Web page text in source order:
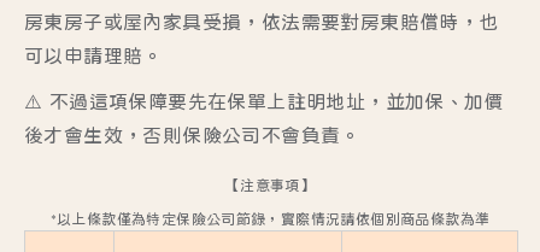
房東房子或屋內家具受損，依法需要對房東賠償時，也
可以申請理賠。
⚠️ 不過這項保障要先在保單上註明地址，並加保、加價
後才會生效 ，否則保險公司不會負責。
【注意事項】
*以上條款僅為特定保險公司節錄，實際情況請依個別商品條款為準